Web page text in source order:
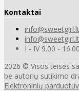
Kontaktai
info@sweetgirl.lt
info@sweetgirl.lt
I - IV 9.00 -
2026 © Visos teisės
be autorių sutikimo
Elektroninių